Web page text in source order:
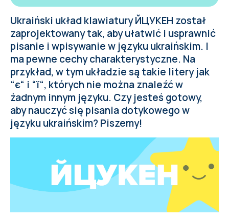
Ukraiński układ klawiatury ЙЦУКЕН został
zaprojektowany tak, aby ułatwić i usprawnić
pisanie i wpisywanie w języku ukraińskim. I
ma pewne cechy charakterystyczne. Na
przykład, w tym układzie są takie litery jak
“є“ i “ї“, których nie można znaleźć w
żadnym innym języku. Czy jesteś gotowy,
aby nauczyć się pisania dotykowego w
języku ukraińskim? Piszemy!